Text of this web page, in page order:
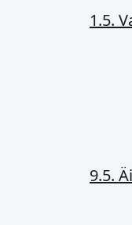
1.5.
9.5.